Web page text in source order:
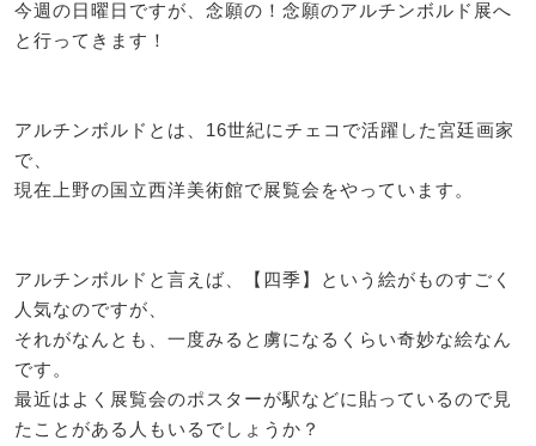
今週の日曜日ですが、念願の！念願のアルチンボルド展へ
と行ってきます！
アルチンボルドとは、16世紀にチェコで活躍した宮廷画家
で、
現在上野の国立西洋美術館で展覧会をやっています。
アルチンボルドと言えば、【四季】という絵がものすごく
人気なのですが、
それがなんとも、一度みると虜になるくらい奇妙な絵なん
です。
最近はよく展覧会のポスターが駅などに貼っているので見
たことがある人もいるでしょうか？